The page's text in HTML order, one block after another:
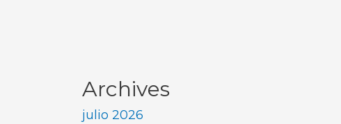
Archives
julio 2026